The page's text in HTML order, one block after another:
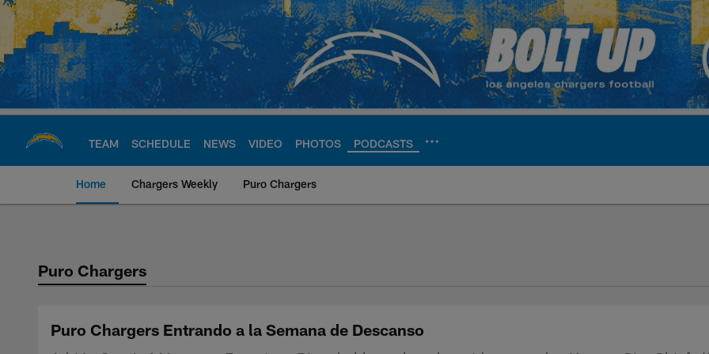
Skip
main
content
TEAM SCHEDULE NEWS VIDEO PHOTOS PODCASTS
Home Chargers Weekly Puro Chargers
Chargers Official Site | Los Angeles
Puro Chargers
Puro Chargers Entrando a la Semana de Descanso